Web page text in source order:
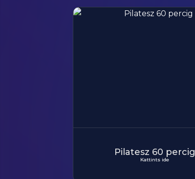
Pilatesz 60 percig
Kattints ide